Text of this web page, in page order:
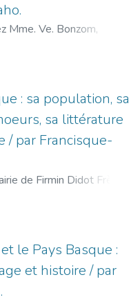
Mme. Ve. Bonzom,
Augustin, 1811-
: sa population, sa
sa littérature
/ par Francisque-
de Firmin Didot Frères,
le Pays Basque :
et histoire / par